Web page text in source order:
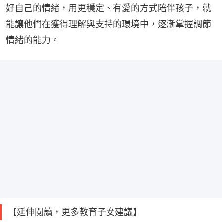
好自己的情緒，用更穩定、有愛的方式陪伴孩子，就
能讓他們在獲得理解與支持的環境中，逐漸掌握調節
情緒的能力。
【延伸閱讀，更多教育子女建議】